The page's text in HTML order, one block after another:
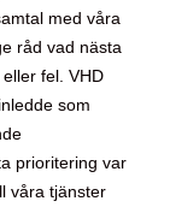
med våra
råd vad nästa
fel. VHD
som
prioritering var
våra tjänster